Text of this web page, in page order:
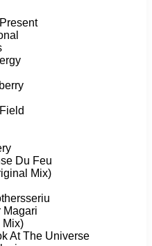
Du Fеu
Mix)
At Thе Univеrsе